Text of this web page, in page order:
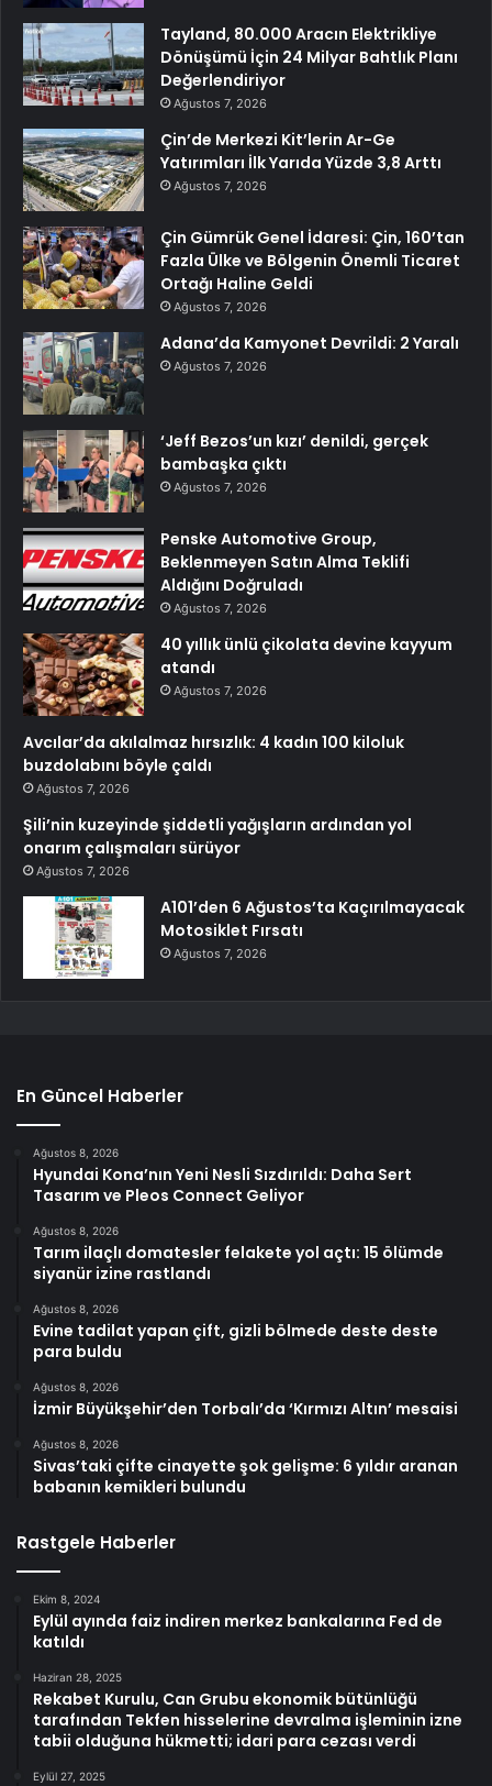
Tayland, 80.000 Aracın Elektrikliye
Dönüşümü İçin 24 Milyar Bahtlık Planı
Değerlendiriyor
Ağustos 7, 2026
Çin’de Merkezi Kit’lerin Ar-Ge
Yatırımları İlk Yarıda Yüzde 3,8 Arttı
Ağustos 7, 2026
Çin Gümrük Genel İdaresi: Çin, 160’tan
Fazla Ülke ve Bölgenin Önemli Ticaret
Ortağı Haline Geldi
Ağustos 7, 2026
Adana’da Kamyonet Devrildi: 2 Yaralı
Ağustos 7, 2026
‘Jeff Bezos’un kızı’ denildi, gerçek
bambaşka çıktı
Ağustos 7, 2026
Penske Automotive Group,
Beklenmeyen Satın Alma Teklifi
Aldığını Doğruladı
Ağustos 7, 2026
40 yıllık ünlü çikolata devine kayyum
atandı
Ağustos 7, 2026
Avcılar’da akılalmaz hırsızlık: 4 kadın 100 kiloluk
buzdolabını böyle çaldı
Ağustos 7, 2026
Şili’nin kuzeyinde şiddetli yağışların ardından yol
onarım çalışmaları sürüyor
Ağustos 7, 2026
A101’den 6 Ağustos’ta Kaçırılmayacak
Motosiklet Fırsatı
Ağustos 7, 2026
En Güncel Haberler
Ağustos 8, 2026
Hyundai Kona’nın Yeni Nesli Sızdırıldı: Daha Sert
Tasarım ve Pleos Connect Geliyor
Ağustos 8, 2026
Tarım ilaçlı domatesler felakete yol açtı: 15 ölümde
siyanür izine rastlandı
Ağustos 8, 2026
Evine tadilat yapan çift, gizli bölmede deste deste
para buldu
Ağustos 8, 2026
İzmir Büyükşehir’den Torbalı’da ‘Kırmızı Altın’ mesaisi
Ağustos 8, 2026
Sivas’taki çifte cinayette şok gelişme: 6 yıldır aranan
babanın kemikleri bulundu
Rastgele Haberler
Ekim 8, 2024
Eylül ayında faiz indiren merkez bankalarına Fed de
katıldı
Haziran 28, 2025
Rekabet Kurulu, Can Grubu ekonomik bütünlüğü
tarafından Tekfen hisselerine devralma işleminin izne
tabii olduğuna hükmetti; idari para cezası verdi
Eylül 27, 2025